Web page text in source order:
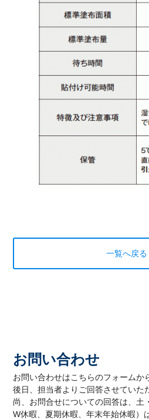
一覧へ戻る
お問い合わせ
お問い合わせはこちらのフォームか
後日、担当者よりご回答させていた
尚、お問合せについての回答は、土
W休暇、夏期休暇、年末年始休暇）